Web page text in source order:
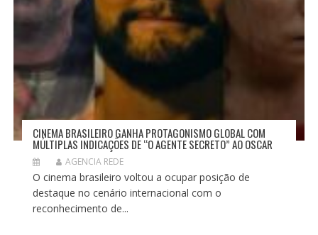
CINEMA BRASILEIRO GANHA PROTAGONISMO GLOBAL COM
MÚLTIPLAS INDICAÇÕES DE “O AGENTE SECRETO” AO OSCAR
AGENCIA REDE
O cinema brasileiro voltou a ocupar posição de
destaque no cenário internacional com o
reconhecimento de...